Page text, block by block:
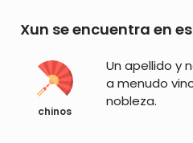
Xun se encuentra en
chinos
Un apellido y
a menudo
nobleza.